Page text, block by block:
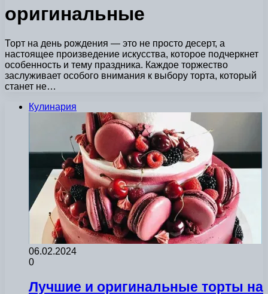
оригинальные
Торт на день рождения — это не просто десерт, а
настоящее произведение искусства, которое подчеркнет
особенность и тему праздника. Каждое торжество
заслуживает особого внимания к выбору торта, который
станет не…
Кулинария
06.02.2024
0
Лучшие и оригинальные торты на